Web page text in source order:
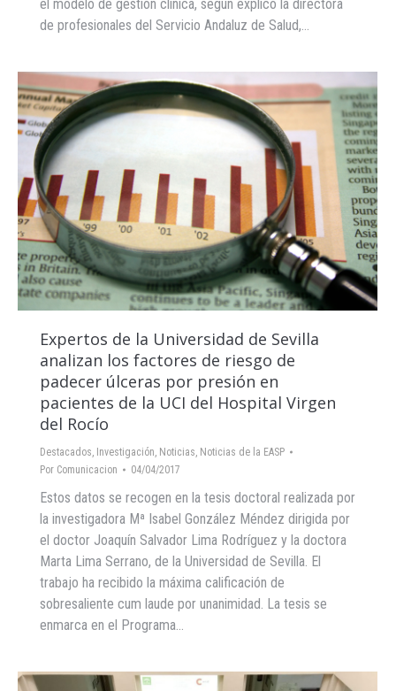
el modelo de gestión clínica, según explicó la directora
de profesionales del Servicio Andaluz de Salud,…
Expertos de la Universidad de Sevilla
analizan los factores de riesgo de
padecer úlceras por presión en
pacientes de la UCI del Hospital Virgen
del Rocío
Destacados, Investigación, Noticias, Noticias de la EASP
Por Comunicacion 04/04/2017
Estos datos se recogen en la tesis doctoral realizada por
la investigadora Mª Isabel González Méndez dirigida por
el doctor Joaquín Salvador Lima Rodríguez y la doctora
Marta Lima Serrano, de la Universidad de Sevilla. El
trabajo ha recibido la máxima calificación de
sobresaliente cum laude por unanimidad. La tesis se
enmarca en el Programa…